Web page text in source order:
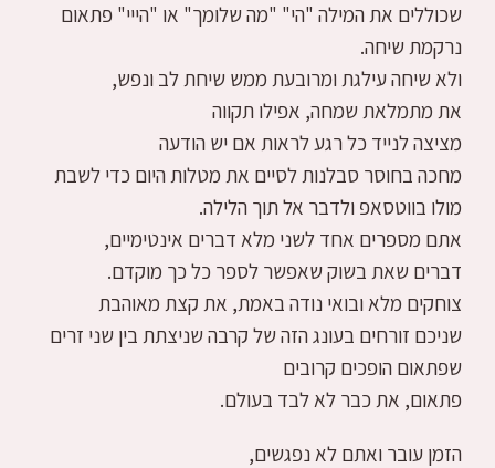
שכוללים את המילה "הי" "מה שלומך" או "הייי" פתאום
נרקמת שיחה.
ולא שיחה עילגת ומרובעת ממש שיחת לב ונפש,
את מתמלאת שמחה, אפילו תקווה
מציצה לנייד כל רגע לראות אם יש הודעה
מחכה בחוסר סבלנות לסיים את מטלות היום כדי לשבת
מולו בווטסאפ ולדבר אל תוך הלילה.
אתם מספרים אחד לשני מלא דברים אינטימיים,
דברים שאת בשוק שאפשר לספר כל כך מוקדם.
צוחקים מלא ובואי נודה באמת, את קצת מאוהבת
שניכם זורחים בעונג הזה של קרבה שניצתת בין שני זרים
שפתאום הופכים קרובים
פתאום, את כבר לא לבד בעולם.
הזמן עובר ואתם לא נפגשים,